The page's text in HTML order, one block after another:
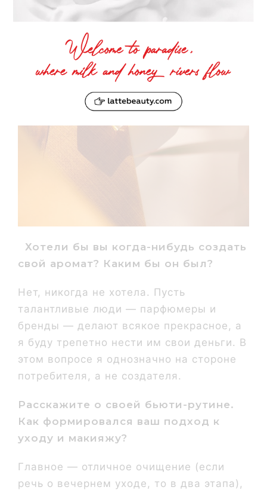
Хотели бы вы когда-нибудь создать
свой аромат? Каким бы он был?
Нет, никогда не хотела. Пусть
талантливые люди — парфюмеры и
бренды — делают всякое прекрасное, а
я буду трепетно нести им свои деньги. В
этом вопросе я однозначно на стороне
потребителя, а не создателя.
Расскажите о своей бьюти-рутине.
Как формировался ваш подход к
уходу и макияжу?
Главное — отличное очищение (если
речь о вечернем уходе, то в два этапа),